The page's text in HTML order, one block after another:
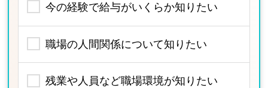
今の経験で給与がいくらか知りたい
職場の人間関係について知りたい
残業や人員など職場環境が知りたい